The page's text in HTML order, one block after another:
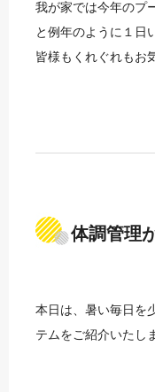
我が家では今年のプ
と例年のように１日
皆様もくれぐれもお
体調管理
本日は、暑い毎日を
テムをご紹介いたし